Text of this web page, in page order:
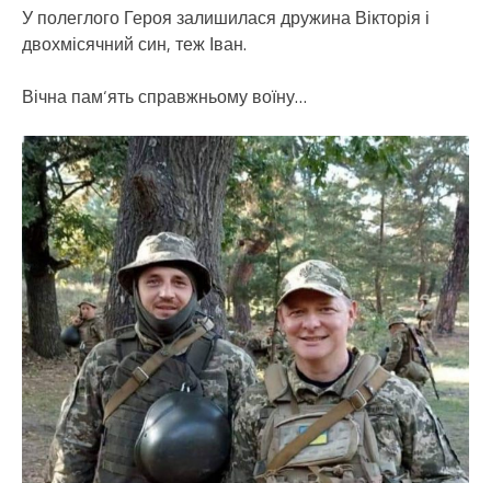
У полеглого Героя залишилася дружина Вікторія і
двохмісячний син, теж Іван.
Вічна пам‘ять справжньому воїну…